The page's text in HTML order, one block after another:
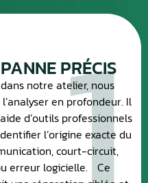
PRÉCIS
notre atelier, nous
en profondeur. Il
d’outils professionnels
l’origine exacte du
court-circuit,
erreur logicielle. Ce